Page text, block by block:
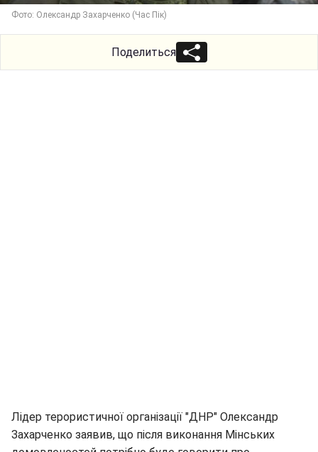
Фото: Олександр Захарченко (Час Пік)
Поделиться
Лідер терористичної організації "ДНР" Олександр
Захарченко заявив, що після виконання Мінських